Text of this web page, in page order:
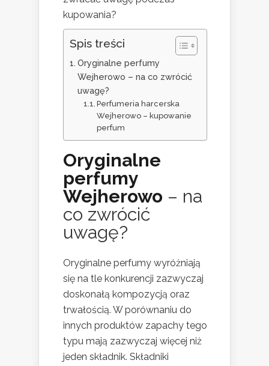
kupowania?
Spis treści
Oryginalne perfumy
Wejherowo – na co zwrócić
uwagę?
Perfumeria harcerska
Wejherowo – kupowanie
perfum
Oryginalne
perfumy
Wejherowo – na
co zwrócić
uwagę?
Oryginalne perfumy wyróżniają
się na tle konkurencji zazwyczaj
doskonałą kompozycją oraz
trwałością. W porównaniu do
innych produktów zapachy tego
typu mają zazwyczaj więcej niż
jeden składnik. Składniki